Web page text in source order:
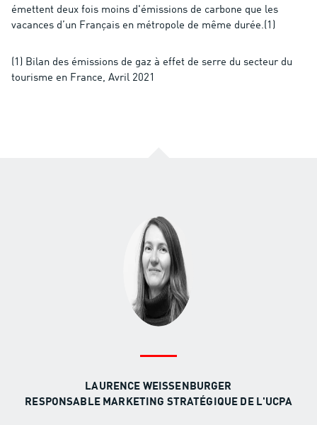
émettent deux fois moins d'émissions de carbone que les
vacances d’un Français en métropole de même durée.(1)
(1) Bilan des émissions de gaz à effet de serre du secteur du
tourisme en France, Avril 2021
LAURENCE WEISSENBURGER
RESPONSABLE MARKETING STRATÉGIQUE DE L'UCPA